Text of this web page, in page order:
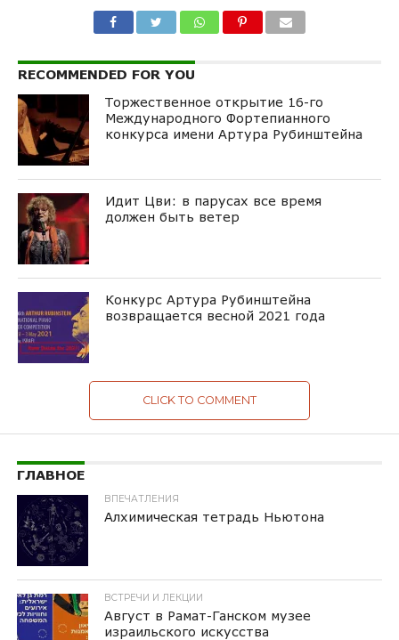
RECOMMENDED FOR YOU
Торжественное открытие 16-го
Международного Фортепианного
конкурса имени Артура Рубинштейна
Идит Цви: в парусах все время
должен быть ветер
Конкурс Артура Рубинштейна
возвращается весной 2021 года
CLICK TO COMMENT
ГЛАВНОЕ
ВПЕЧАТЛЕНИЯ
Алхимическая тетрадь Ньютона
ВСТРЕЧИ И ЛЕКЦИИ
Август в Рамат-Ганском музее
израильского искусства